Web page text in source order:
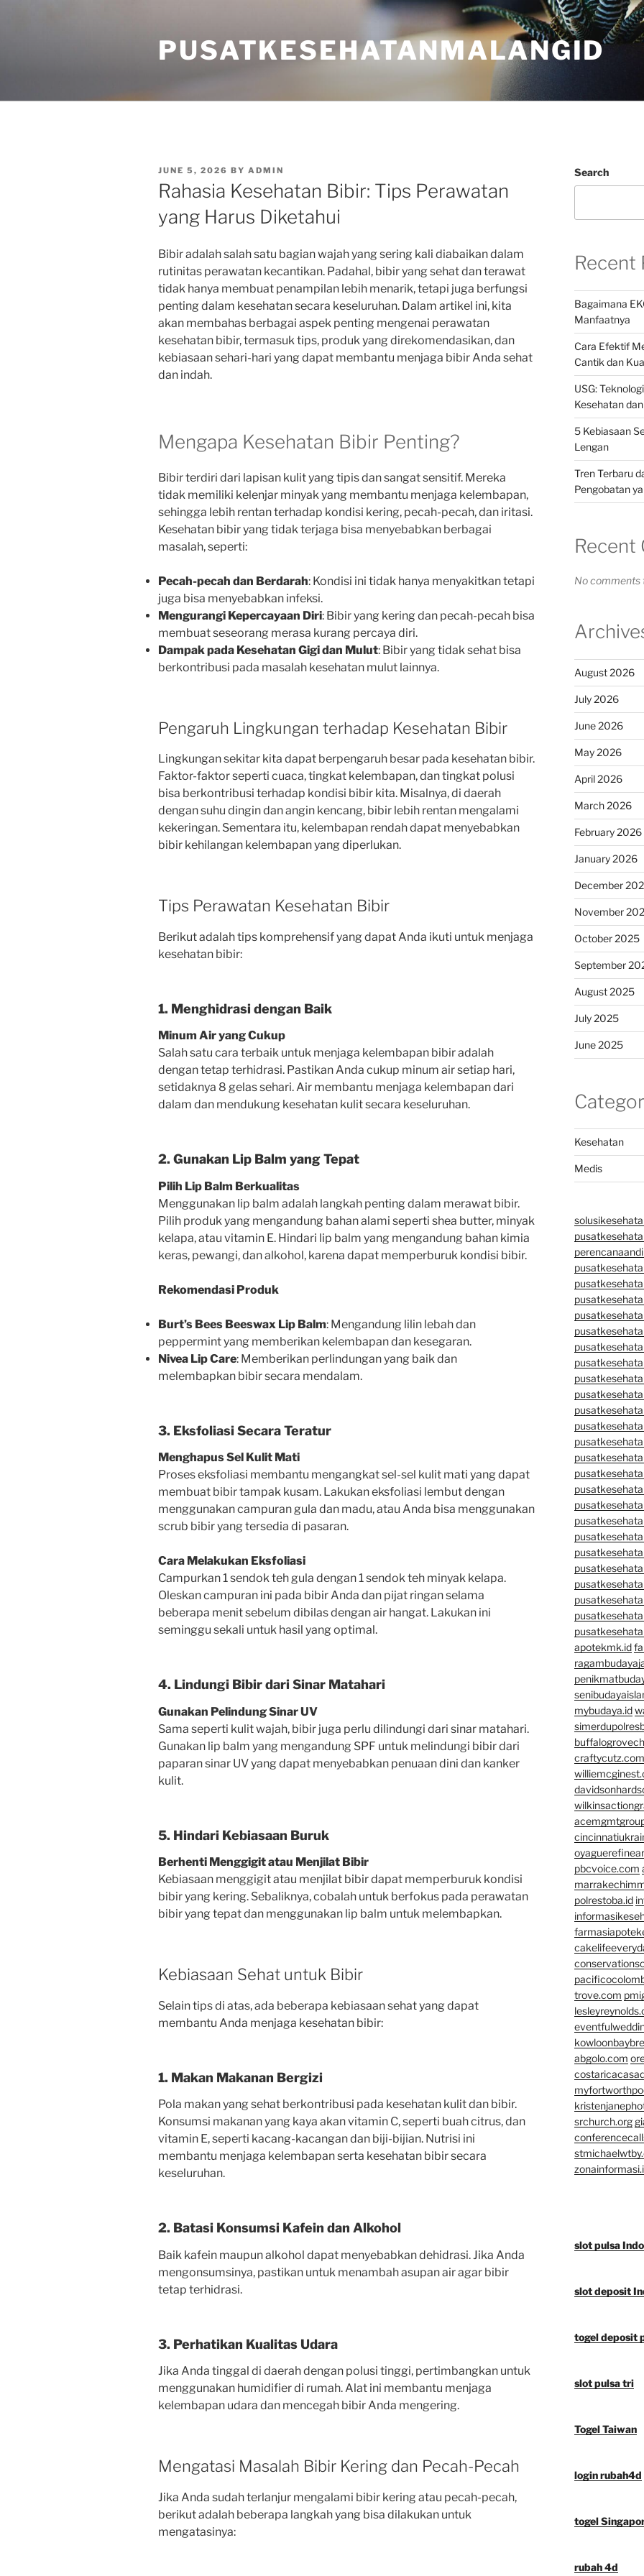
PUSATKESEHATANMALANGID
POSTED
ON
JUNE 5, 2026 BY ADMIN
Rahasia Kesehatan Bibir: Tips Perawatan
yang Harus Diketahui
Bibir adalah salah satu bagian wajah yang sering kali diabaikan dalam
rutinitas perawatan kecantikan. Padahal, bibir yang sehat dan terawat
tidak hanya membuat penampilan lebih menarik, tetapi juga berfungsi
penting dalam kesehatan secara keseluruhan. Dalam artikel ini, kita
akan membahas berbagai aspek penting mengenai perawatan
kesehatan bibir, termasuk tips, produk yang direkomendasikan, dan
kebiasaan sehari-hari yang dapat membantu menjaga bibir Anda sehat
dan indah.
Mengapa Kesehatan Bibir Penting?
Bibir terdiri dari lapisan kulit yang tipis dan sangat sensitif. Mereka
tidak memiliki kelenjar minyak yang membantu menjaga kelembapan,
sehingga lebih rentan terhadap kondisi kering, pecah-pecah, dan iritasi.
Kesehatan bibir yang tidak terjaga bisa menyebabkan berbagai
masalah, seperti:
Pecah-pecah dan Berdarah: Kondisi ini tidak hanya menyakitkan tetapi
juga bisa menyebabkan infeksi.
Mengurangi Kepercayaan Diri: Bibir yang kering dan pecah-pecah bisa
membuat seseorang merasa kurang percaya diri.
Dampak pada Kesehatan Gigi dan Mulut: Bibir yang tidak sehat bisa
berkontribusi pada masalah kesehatan mulut lainnya.
Pengaruh Lingkungan terhadap Kesehatan Bibir
Lingkungan sekitar kita dapat berpengaruh besar pada kesehatan bibir.
Faktor-faktor seperti cuaca, tingkat kelembapan, dan tingkat polusi
bisa berkontribusi terhadap kondisi bibir kita. Misalnya, di daerah
dengan suhu dingin dan angin kencang, bibir lebih rentan mengalami
kekeringan. Sementara itu, kelembapan rendah dapat menyebabkan
bibir kehilangan kelembapan yang diperlukan.
Tips Perawatan Kesehatan Bibir
Berikut adalah tips komprehensif yang dapat Anda ikuti untuk menjaga
kesehatan bibir:
1. Menghidrasi dengan Baik
Minum Air yang Cukup
Salah satu cara terbaik untuk menjaga kelembapan bibir adalah
dengan tetap terhidrasi. Pastikan Anda cukup minum air setiap hari,
setidaknya 8 gelas sehari. Air membantu menjaga kelembapan dari
dalam dan mendukung kesehatan kulit secara keseluruhan.
2. Gunakan Lip Balm yang Tepat
Pilih Lip Balm Berkualitas
Menggunakan lip balm adalah langkah penting dalam merawat bibir.
Pilih produk yang mengandung bahan alami seperti shea butter, minyak
kelapa, atau vitamin E. Hindari lip balm yang mengandung bahan kimia
keras, pewangi, dan alkohol, karena dapat memperburuk kondisi bibir.
Rekomendasi Produk
Burt’s Bees Beeswax Lip Balm: Mengandung lilin lebah dan
peppermint yang memberikan kelembapan dan kesegaran.
Nivea Lip Care: Memberikan perlindungan yang baik dan
melembapkan bibir secara mendalam.
3. Eksfoliasi Secara Teratur
Menghapus Sel Kulit Mati
Proses eksfoliasi membantu mengangkat sel-sel kulit mati yang dapat
membuat bibir tampak kusam. Lakukan eksfoliasi lembut dengan
menggunakan campuran gula dan madu, atau Anda bisa menggunakan
scrub bibir yang tersedia di pasaran.
Cara Melakukan Eksfoliasi
Campurkan 1 sendok teh gula dengan 1 sendok teh minyak kelapa.
Oleskan campuran ini pada bibir Anda dan pijat ringan selama
beberapa menit sebelum dibilas dengan air hangat. Lakukan ini
seminggu sekali untuk hasil yang optimal.
4. Lindungi Bibir dari Sinar Matahari
Gunakan Pelindung Sinar UV
Sama seperti kulit wajah, bibir juga perlu dilindungi dari sinar matahari.
Gunakan lip balm yang mengandung SPF untuk melindungi bibir dari
paparan sinar UV yang dapat menyebabkan penuaan dini dan kanker
kulit.
5. Hindari Kebiasaan Buruk
Berhenti Menggigit atau Menjilat Bibir
Kebiasaan menggigit atau menjilat bibir dapat memperburuk kondisi
bibir yang kering. Sebaliknya, cobalah untuk berfokus pada perawatan
bibir yang tepat dan menggunakan lip balm untuk melembapkan.
Kebiasaan Sehat untuk Bibir
Selain tips di atas, ada beberapa kebiasaan sehat yang dapat
membantu Anda menjaga kesehatan bibir:
1. Makan Makanan Bergizi
Pola makan yang sehat berkontribusi pada kesehatan kulit dan bibir.
Konsumsi makanan yang kaya akan vitamin C, seperti buah citrus, dan
vitamin E, seperti kacang-kacangan dan biji-bijian. Nutrisi ini
membantu menjaga kelembapan serta kesehatan bibir secara
keseluruhan.
2. Batasi Konsumsi Kafein dan Alkohol
Baik kafein maupun alkohol dapat menyebabkan dehidrasi. Jika Anda
mengonsumsinya, pastikan untuk menambah asupan air agar bibir
tetap terhidrasi.
3. Perhatikan Kualitas Udara
Jika Anda tinggal di daerah dengan polusi tinggi, pertimbangkan untuk
menggunakan humidifier di rumah. Alat ini membantu menjaga
kelembapan udara dan mencegah bibir Anda mengering.
Mengatasi Masalah Bibir Kering dan Pecah-Pecah
Jika Anda sudah terlanjur mengalami bibir kering atau pecah-pecah,
berikut adalah beberapa langkah yang bisa dilakukan untuk
mengatasinya:
Search
Recent
Bagaimana
Manfaatnya
Cara Efektif
Cantik dan
USG:
Kesehatan
5 Kebiasaan
Lengan
Tren Terbaru
Pengobatan
Recent
No comments
August 2026
July 2026
June 2026
May 2026
April 2026
March 2026
February 2026
January 2026
December
November
October 2025
September
August 2025
July 2025
June 2025
Kesehatan
Medis
apotekmk.id
mybudaya.id
craftycutz.com
pbcvoice.com
polrestoba.id
trove.com
abgolo.com
srchurch.org
slot pulsa
slot deposit
togel deposit
slot pulsa tri
Togel Taiwan
login rubah4d
togel
rubah 4d